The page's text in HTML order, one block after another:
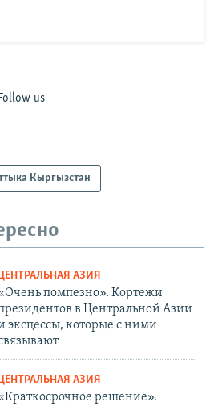
us
Кыргызстан
АЗИЯ
помпезно». Кортежи
в Центральной Азии
эксцессы, которые с ними
АЗИЯ
решение».